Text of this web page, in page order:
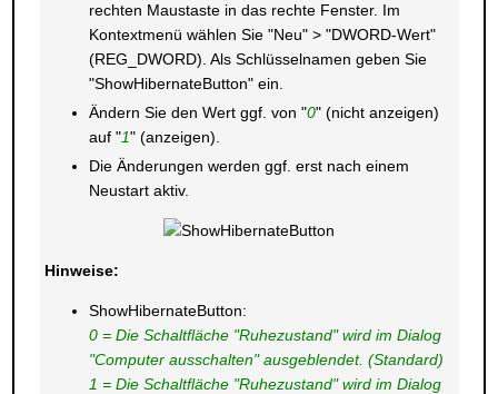
rechten Maustaste in das rechte Fenster. Im
Kontextmenü wählen Sie "Neu" > "DWORD-Wert"
(REG_DWORD). Als Schlüsselnamen geben Sie
"ShowHibernateButton" ein.
Ändern Sie den Wert ggf. von "0" (nicht anzeigen)
auf "1" (anzeigen).
Die Änderungen werden ggf. erst nach einem
Neustart aktiv.
Hinweise:
ShowHibernateButton:
0 = Die Schaltfläche "Ruhezustand" wird im Dialog
"Computer ausschalten" ausgeblendet. (Standard)
1 = Die Schaltfläche "Ruhezustand" wird im Dialog